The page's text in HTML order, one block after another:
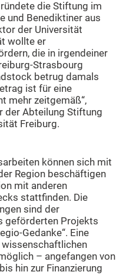
die Stiftung im
und Benediktiner aus
der Universität
wollte er
die in irgendeiner
Strasbourg
betrug damals
ist für eine
mehr zeitgemäß“,
der Abteilung Stiftung
Freiburg.
können sich mit
Region beschäftigen
mit anderen
stattfinden. Die
sind der
geförderten Projekts
Gedanke“. Eine
– angefangen von
hin zur Finanzierung